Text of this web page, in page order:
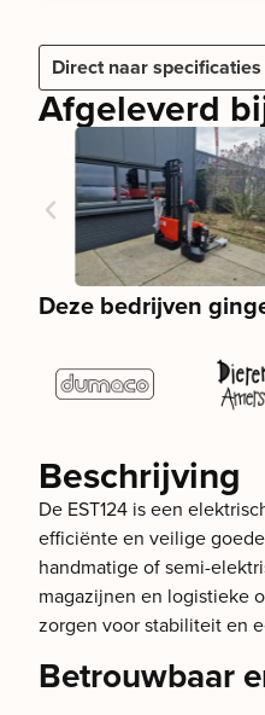
Direct naar specificaties
Afgeleverd
Deze bedrijven
Beschrijving
De EST124 is een
efficiënte en veilige
handmatige of semi-
magazijnen en logistieke
zorgen voor stabiliteit en
Betrouwbaar